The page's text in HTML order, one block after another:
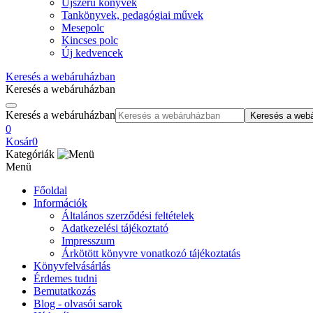
Újszerű könyvek
Tankönyvek, pedagógiai művek
Mesepolc
Kincses polc
Új kedvencek
Keresés a webáruházban
Keresés a webáruházban
Keresés a webáruházban Keresés a
0
Kosár0
Kategóriák
Menü
Főoldal
Információk
Általános szerződési feltételek
Adatkezelési tájékoztató
Impresszum
Árkötött könyvre vonatkozó tájékoztatás
Könyvfelvásárlás
Érdemes tudni
Bemutatkozás
Blog - olvasói sarok